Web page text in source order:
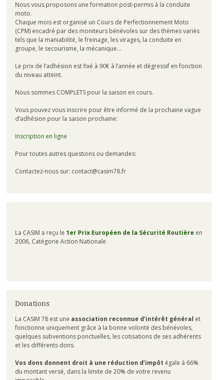
Nous vous proposons une formation post-permis à la conduite
moto.
Chaque mois est organisé un Cours de Perfectionnement Moto
(CPM) encadré par des moniteurs bénévoles sur des thèmes variés
tels que la maniabilité, le freinage, les virages, la conduite en
groupe, le secourisme, la mécanique…
Le prix de l’adhésion est fixé à 90€ à l’année et dégressif en fonction
du niveau atteint.
Nous sommes COMPLETS pour la saison en cours.
Vous pouvez vous inscrire pour être informé de la prochaine vague
d’adhésion pour la saison prochaine:
Inscription en ligne
Pour toutes autres questions ou demandes:
Contactez-nous sur: contact@casim78.fr
La CASIM a reçu le 1er Prix Européen de la Sécurité Routière en
2006, Catégorie Action Nationale
Donations
La CASIM 78 est une association reconnue d’intérêt général et
fonctionne uniquement grâce à la bonne volonté des bénévoles,
quelques subventions ponctuelles, les cotisations de ses adhérents
et les différents dons.
Vos dons donnent droit à une réduction d’impôt égale à 66%
du montant versé, dans la limite de 20% de votre revenu